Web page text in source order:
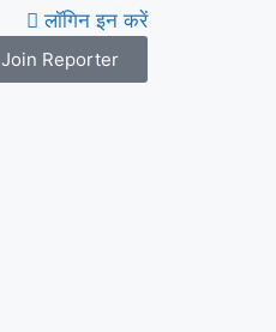
लॉगिन इन करें
Join Reporter